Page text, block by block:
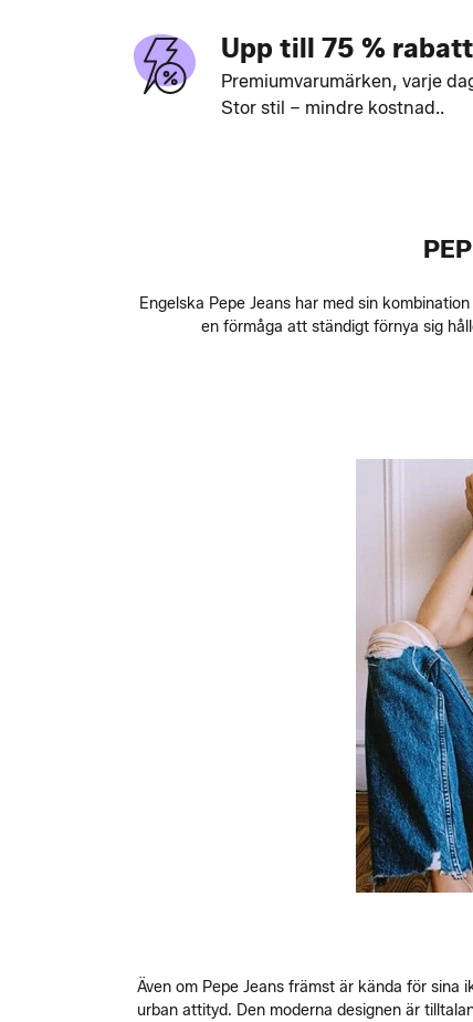
Upp till 75 %
Premiumvarumärken, varje
Stor stil – mindre kostnad..
Engelska Pepe Jeans har med sin
en förmåga att ständigt förnya sig
Även om Pepe Jeans främst är kända för
urban attityd. Den moderna designen är